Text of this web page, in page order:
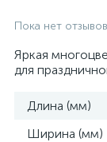
Пока нет отзывов
Яркая
для
Длина (мм)
Ширина (мм)